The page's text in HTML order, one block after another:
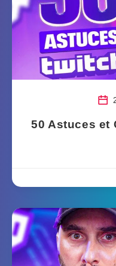
50 Astuces et